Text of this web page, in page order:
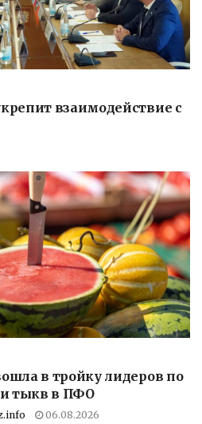
взаимодействие с
в тройку лидеров по
и тыкв в ПФО
06.08.2026